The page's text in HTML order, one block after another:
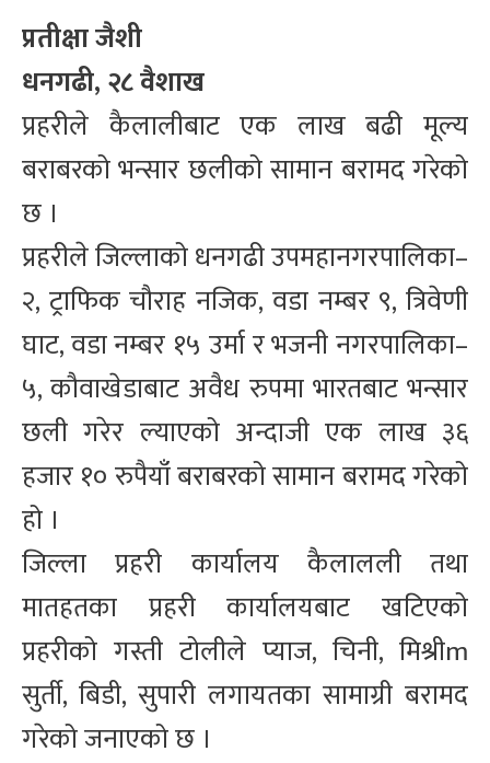
प्रतीक्षा जैशी
धनगढी, २८ वैशाख
प्रहरीले कैलालीबाट एक लाख बढी मूल्य
बराबरको भन्सार छलीको सामान बरामद गरेको
छ ।
प्रहरीले जिल्लाको धनगढी उपमहानगरपालिका–
२, ट्राफिक चौराह नजिक, वडा नम्बर ९, त्रिवेणी
घाट, वडा नम्बर १५ उर्मा र भजनी नगरपालिका–
५, कौवाखेडाबाट अवैध रुपमा भारतबाट भन्सार
छली गरेर ल्याएको अन्दाजी एक लाख ३६
हजार १० रुपैयाँ बराबरको सामान बरामद गरेको
हो ।
जिल्ला प्रहरी कार्यालय कैलालली तथा
मातहतका प्रहरी कार्यालयबाट खटिएको
प्रहरीको गस्ती टोलीले प्याज, चिनी, मिश्रीm
सुर्ती, बिडी, सुपारी लगायतका सामाग्री बरामद
गरेको जनाएको छ ।